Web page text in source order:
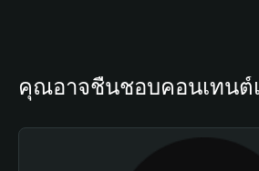
คุณอาจชื่นชอบคอนเทนต์